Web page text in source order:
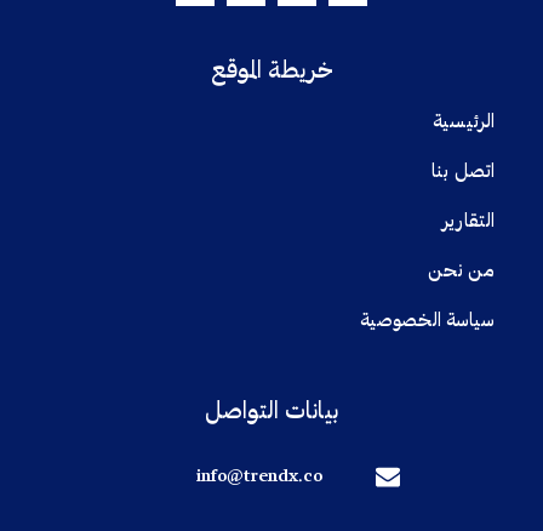
خريطة الموقع
الرئيسية
اتصل بنا
التقارير
من نحن
سياسة الخصوصية
بيانات التواصل
info@trendx.co